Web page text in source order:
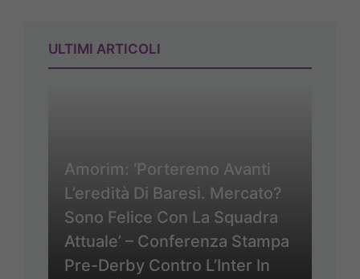
ULTIMI ARTICOLI
Amorim: ‘Porteremo Avanti
L’eredità Di Baresi. Mercato?
Sono Felice Con La Squadra
Attuale’ – Conferenza Stampa
Pre-Derby Contro L’Inter In